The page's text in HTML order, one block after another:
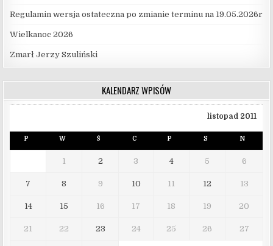
Regulamin wersja ostateczna po zmianie terminu na 19.05.2026r
Wielkanoc 2026
Zmarł Jerzy Szuliński
KALENDARZ WPISÓW
listopad 2011
P W Ś C P S N
1 2 3 4 5 6
7 8 9 10 11 12 13
14 15 16 17 18 19 20
21 22 23 24 25 26 27